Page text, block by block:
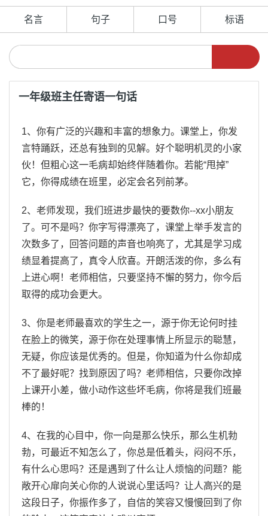
名言 句子 口号 标语
一年级班主任寄语一句话
1、你有广泛的兴趣和丰富的想象力。课堂上，你发
言特踊跃，还总有独到的见解。好个聪明机灵的小家
伙！但粗心这一毛病却始终伴随着你。若能“甩掉”
它，你得成绩在班里，必定会名列前茅。
2、老师发现，我们班进步最快的要数你--xx小朋友
了。可不是吗？你字写得漂亮了，课堂上举手发言的
次数多了，回答问题的声音也响亮了，尤其是学习成
绩显着提高了，真令人欣喜。开朗活泼的你，多么有
上进心啊！老师相信，只要坚持不懈的努力，你今后
取得的成功会更大。
3、你是老师最喜欢的学生之一，源于你无论何时挂
在脸上的微笑，源于你在处理事情上所显示的聪慧，
无疑，你应该是优秀的。但是，你知道为什么你却成
不了最好呢？找到原因了吗？老师相信，只要你改掉
上课开小差，做小动作这些坏毛病，你将是我们班最
棒的！
4、在我的心目中，你一向是那么快乐，那么生机勃
勃，可最近不知怎么了，你总是低着头，闷闷不乐，
有什么心思吗？还是遇到了什么让人烦恼的问题？能
敞开心扉向关心你的人说说心里话吗？让人高兴的是
这段日子，你振作多了，自信的笑容又慢慢回到了你